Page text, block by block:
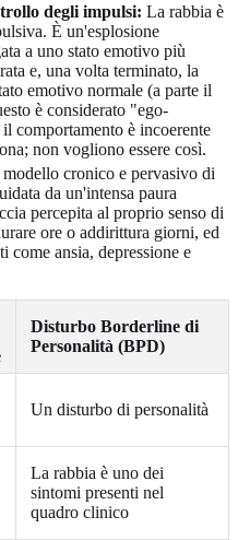
degli impulsi: La rabbia è
È un'esplosione
a uno stato emotivo più
e, una volta terminato, la
emotivo normale (a parte il
è considerato "ego-
comportamento è incoerente
non vogliono essere così.
cronico e pervasivo di
da un'intensa paura
percepita al proprio senso di
ore o addirittura giorni, ed
come ansia, depressione e
Disturbo Borderline di
Personalità (BPD)
Un disturbo di personalità
La rabbia è uno dei
sintomi presenti nel
quadro clinico